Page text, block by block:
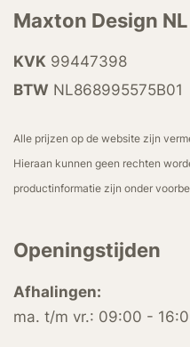
Maxton Design NL
KVK 99447398
BTW NL868995575B01
Alle prijzen op de website zijn
Hieraan kunnen geen rechten
productinformatie zijn onder
Openingstijden
Afhalingen:
ma. t/m vr.: 09:00 -